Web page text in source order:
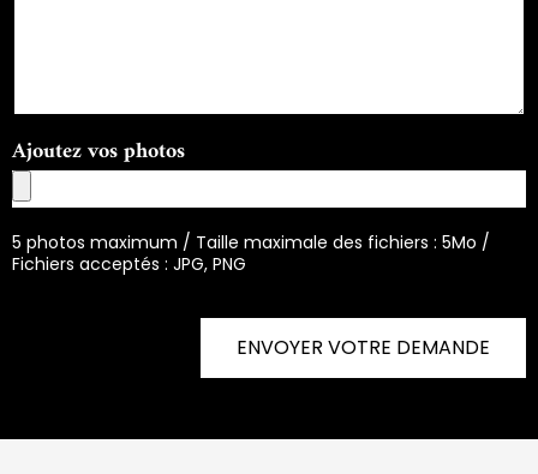
Ajoutez vos photos
5 photos maximum / Taille maximale des fichiers : 5Mo /
Fichiers acceptés : JPG, PNG
ENVOYER VOTRE DEMANDE